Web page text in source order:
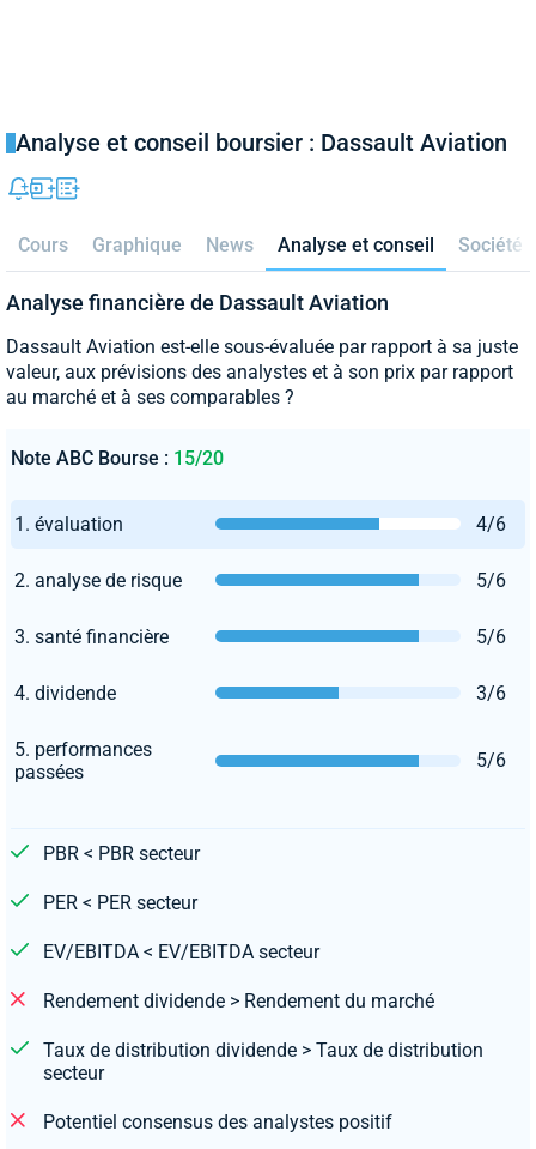
Analyse et conseil boursier : Dassault Aviation
Cours Graphique News Analyse et conseil Société
Analyse financière de Dassault Aviation
Dassault Aviation est-elle sous-évaluée par rapport à sa juste
valeur, aux prévisions des analystes et à son prix par rapport
au marché et à ses comparables ?
Note ABC Bourse : 15/20
1. évaluation 4/6
2. analyse de risque 5/6
3. santé financière 5/6
4. dividende 3/6
5. performances
passées
5/6
PBR < PBR secteur
PER < PER secteur
EV/EBITDA < EV/EBITDA secteur
Rendement dividende > Rendement du marché
Taux de distribution dividende > Taux de distribution
secteur
Potentiel consensus des analystes positif